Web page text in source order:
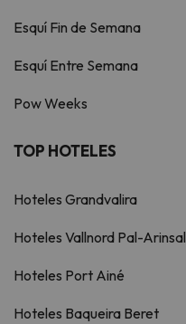
Esquí Fin de Semana
Esquí Entre Semana
Pow Weeks
TOP HOTELES
Hoteles Grandvalira
Hoteles Vallnord Pal-Arinsal
Hoteles Port Ainé
Hoteles Baqueira Beret